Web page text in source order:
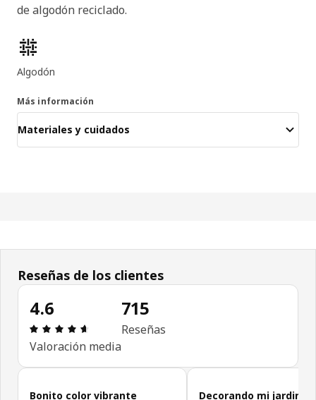
de algodón reciclado.
Características del producto
Algodón
Más información
Materiales y cuidados
Reseñas de los clientes
4.6
Reseña: 4.6 de 5 estrellas. Revisiones totales:
Valoración media
715
Reseñas
Omitir las opiniones de los clientes
Bonito color vibrante
Decorando mi jardin